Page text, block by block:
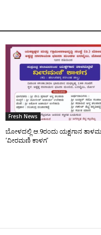
Fresh News
ಬೋಳದಲ್ಲಿ ಆ.9ರಂದು ಯಕ್ಷಗಾನ
‘ವೀರಮಣಿ ಕಾಳಗ’